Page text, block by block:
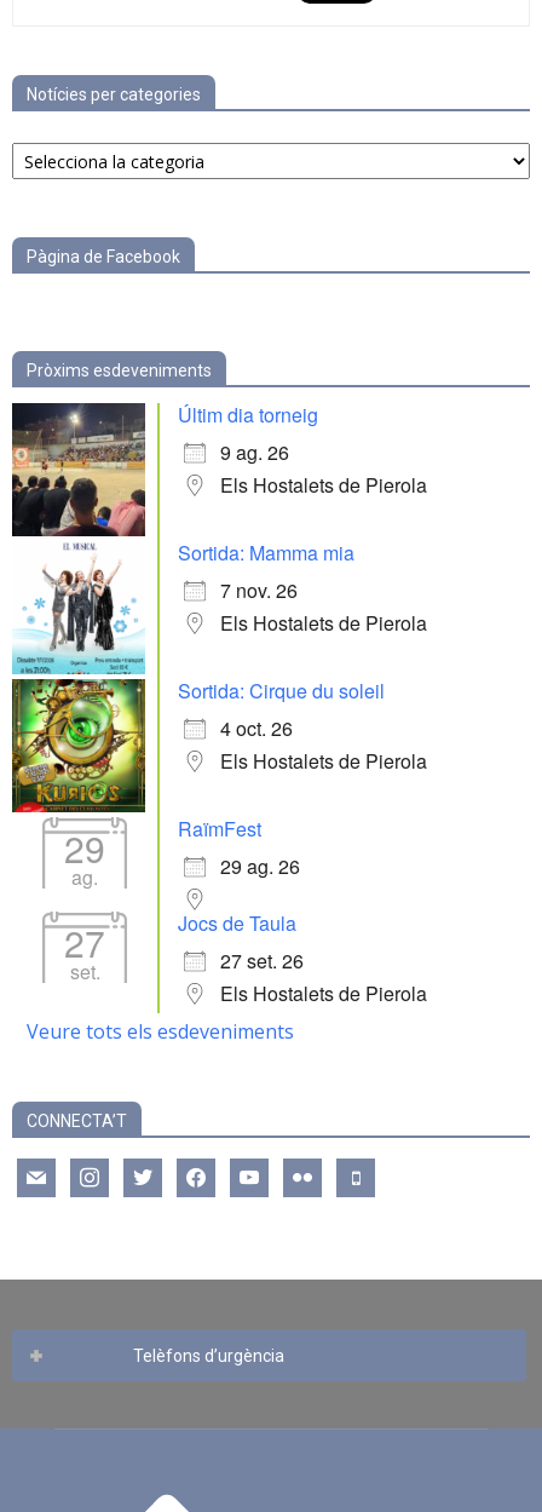
Notícies per categories
Notícies
per
Pàgina de Facebook
Pròxims esdeveniments
Últim dia torneig
9 ag. 26
Els Hostalets de Pierola
Sortida: Mamma mia
7 nov. 26
Els Hostalets de Pierola
Sortida: Cirque du soleil
4 oct. 26
Els Hostalets de Pierola
29
ag.
RaïmFest
29 ag. 26
27
set.
Jocs de Taula
27 set. 26
Els Hostalets de Pierola
Veure tots els esdeveniments
CONNECTA’T
mail instagramtwitter facebookyoutube flickr mobile
Telèfons d’urgència